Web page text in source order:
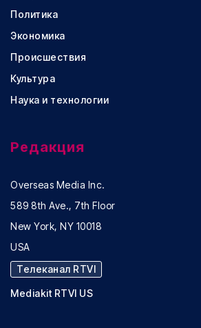
Политика
Экономика
Происшествия
Культура
Наука и технологии
Редакция
Overseas Media Inc.
589 8th Ave., 7th Floor
New York, NY 10018
USA
Телеканал RTVI
Mediakit RTVI US